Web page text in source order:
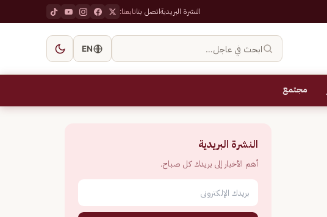
النشرة البريديةاتصل بناتابعنا:
ابحث في عاجل… EN
مجتمع
النشرة البريدية
أهم الأخبار إلى بريدك كل صباح.